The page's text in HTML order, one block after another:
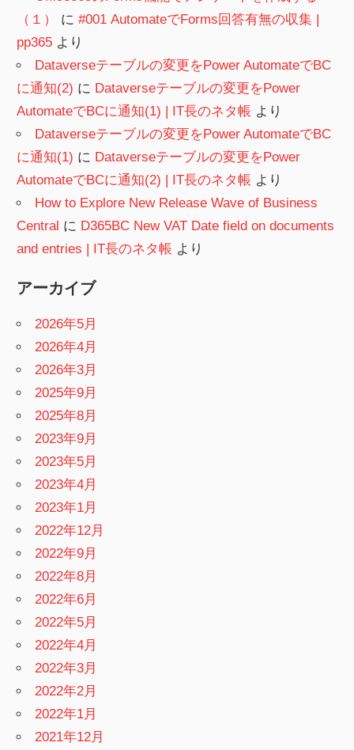
（１）
に#001 AutomateでForms回答有無の収集 |
pp365 より
Dataverseテーブルの変更をPower AutomateでBC
に通知(2) に Dataverseテーブルの変更をPower
AutomateでBCに通知(1) | IT長のネタ帳 より
Dataverseテーブルの変更をPower AutomateでBC
に通知(1) に Dataverseテーブルの変更をPower
AutomateでBCに通知(2) | IT長のネタ帳 より
How to Explore New Release Wave of Business
Central に D365BC New VAT Date field on documents
and entries | IT長のネタ帳 より
アーカイブ
2026年5月
2026年4月
2026年3月
2025年9月
2025年8月
2023年9月
2023年5月
2023年4月
2023年1月
2022年12月
2022年9月
2022年8月
2022年6月
2022年5月
2022年4月
2022年3月
2022年2月
2022年1月
2021年12月